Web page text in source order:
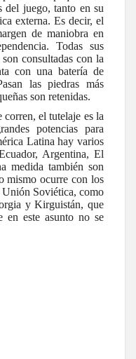
del juego, tanto en su
externa. Es decir, el
de maniobra en
Todas sus
consultadas con la
con una batería de
las piedras más
son retenidas.
el tutelaje es la
potencias para
Latina hay varios
Argentina, El
medida también son
mismo ocurre con los
Unión Soviética, como
y Kirguistán, que
en este asunto no se